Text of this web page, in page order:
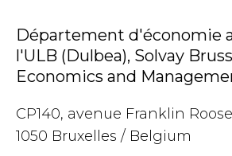
Département d'économie
l'ULB (Dulbea), Solvay
Economics and
CP140, avenue Franklin
1050 Bruxelles / Belgium